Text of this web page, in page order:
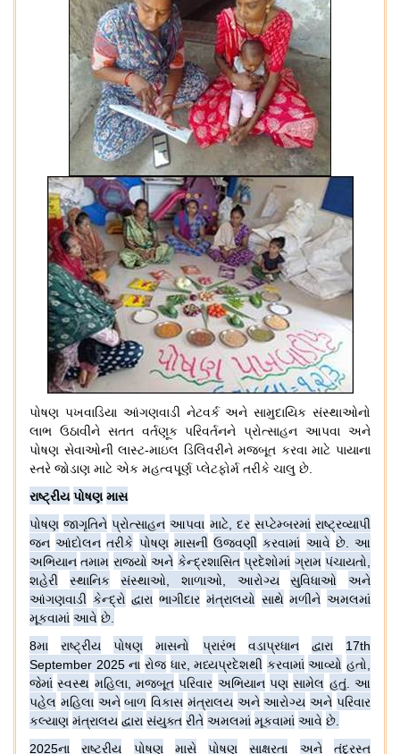
પોષણ પખવાડિયા આંગણવાડી નેટવર્ક અને સામુદાયિક સંસ્થાઓનો
લાભ ઉઠાવીને સતત વર્તણૂક પરિવર્તનને પ્રોત્સાહન આપવા અને
પોષણ સેવાઓની લાસ્ટ-માઇલ ડિલિવરીને મજબૂત કરવા માટે પાયાના
સ્તરે જોડાણ માટે એક મહત્વપૂર્ણ પ્લેટફોર્મ તરીકે ચાલુ છે.
રાષ્ટ્રીય પોષણ માસ
પોષણ જાગૃતિને પ્રોત્સાહન આપવા માટે, દર સપ્ટેમ્બરમાં રાષ્ટ્રવ્યાપી
જન આંદોલન તરીકે પોષણ માસની ઉજવણી કરવામાં આવે છે.આ
અભિયાન તમામ રાજ્યો અને કેન્દ્રશાસિત પ્રદેશોમાં ગ્રામ પંચાયતો,
શહેરી
સ્થાનિક સંસ્થાઓ,શાળાઓ, આરોગ્ય સુવિધાઓ
અને
આંગણવાડી કેન્દ્રો દ્વારા ભાગીદાર મંત્રાલયો સાથે મળીને અમલમાં
મૂકવામાં આવે છે.
8મા રાષ્ટ્રીય પોષણ માસનો પ્રારંભ વડાપ્રધાન દ્વારા
17th
September 2025ના રોજ ધાર,મધ્યપ્રદેશથી કરવામાં આવ્યો હતો,
જેમાં સ્વસ્થ મહિલા,મજબૂત પરિવાર અભિયાન પણ સામેલ હતું.આ
પહેલ મહિલા અને બાળ વિકાસ મંત્રાલય અને આરોગ્ય અને પરિવાર
કલ્યાણ મંત્રાલય દ્વારા સંયુક્ત રીતે અમલમાં મૂકવામાં આવે છે.
2025ના રાષ્ટ્રીય પોષણ માસે પોષણ સાક્ષરતા અને
તંદુરસ્ત